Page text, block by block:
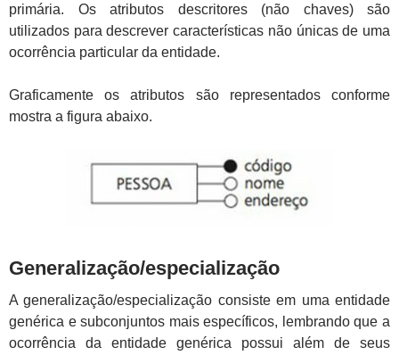
primária. Os atributos descritores (não chaves) são
utilizados para descrever características não únicas de uma
ocorrência particular da entidade.
Graficamente os atributos são representados conforme
mostra a figura abaixo.
Generalização/especialização
A generalização/especialização consiste em uma entidade
genérica e subconjuntos mais específicos, lembrando que a
ocorrência da entidade genérica possui além de seus